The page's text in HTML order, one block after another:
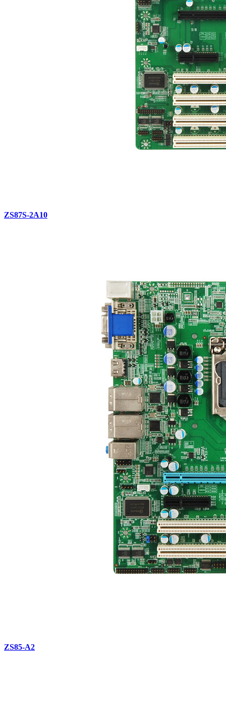
ZS87S-2A10
ZS85-A2